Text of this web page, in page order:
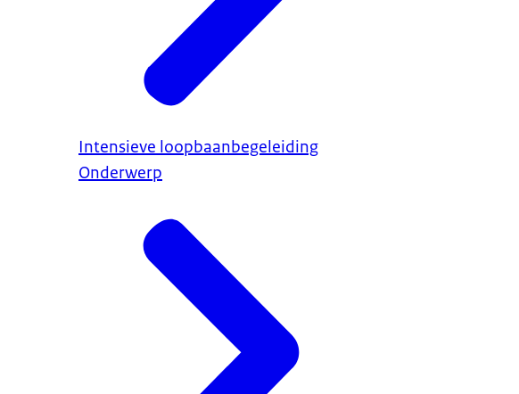
Intensieve loopbaanbegeleiding
Onderwerp